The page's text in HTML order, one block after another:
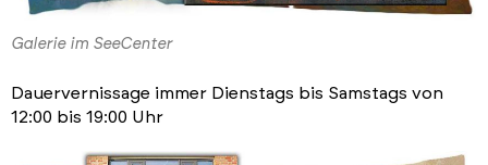
Galerie im SeeCenter
Dauervernissage immer Dienstags bis Samstags von
12:00 bis 19:00 Uhr